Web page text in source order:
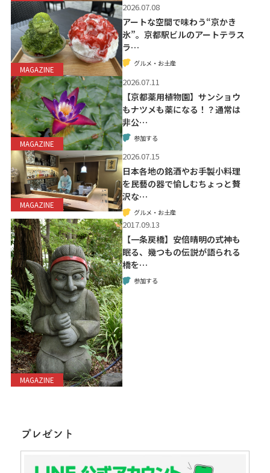
MAGAZINE
2026.07.08
アートな空間で味わう“京かき
氷”。京都駅ビルのアートテラス
ラ…
グルメ・お土産
MAGAZINE
2026.07.11
【京都薬用植物園】サンショウ
もナツメも薬になる！？通常は
非公…
参加する
MAGAZINE
2026.07.15
日本各地の銘酒やお手製小料理
を民藝の器で愉しむちょっと贅
沢な…
グルメ・お土産
MAGAZINE
2017.09.13
【一条戻橋】安倍晴明の式神も
眠る、幾つもの伝説が語られる
橋を…
参加する
プレゼント